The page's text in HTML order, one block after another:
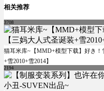
相关推荐
3708
猫耳米库~【MMD+模型下载】好き
+雪2010+雪2014】
2194